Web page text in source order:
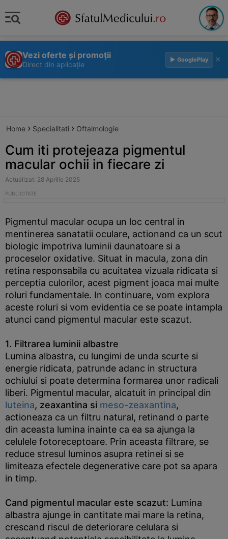
Vezi oferte și promoții
Direct din aplicație
▶ GooglePlay ×
Home › Specialitati › Oftalmologie
Cum iti protejeaza pigmentul
macular ochii in fiecare zi
Actualizat: 28 Aprilie 2025
Pigmentul macular ocupa un loc central in
mentinerea sanatatii oculare, actionand ca un scut
biologic impotriva luminii daunatoare si a
proceselor oxidative. Situat in macula, zona din
retina responsabila cu acuitatea vizuala ridicata si
perceptia culorilor, acest pigment joaca mai multe
roluri fundamentale. In continuare, vom explora
aceste roluri si vom evidentia ce se poate intampla
atunci cand pigmentul macular este scazut.
1. Filtrarea luminii albastre
Lumina albastra, cu lungimi de unda scurte si
energie ridicata, patrunde adanc in structura
ochiului si poate determina formarea unor radicali
liberi. Pigmentul macular, alcatuit in principal din
luteina, zeaxantina si meso-zeaxantina,
actioneaza ca un filtru natural, retinand o parte
din aceasta lumina inainte ca ea sa ajunga la
celulele fotoreceptoare. Prin aceasta filtrare, se
reduce stresul luminos asupra retinei si se
limiteaza efectele degenerative care pot sa apara
in timp.
Cand pigmentul macular este scazut: Lumina
albastra ajunge in cantitate mai mare la retina,
crescand riscul de deteriorare celulara si